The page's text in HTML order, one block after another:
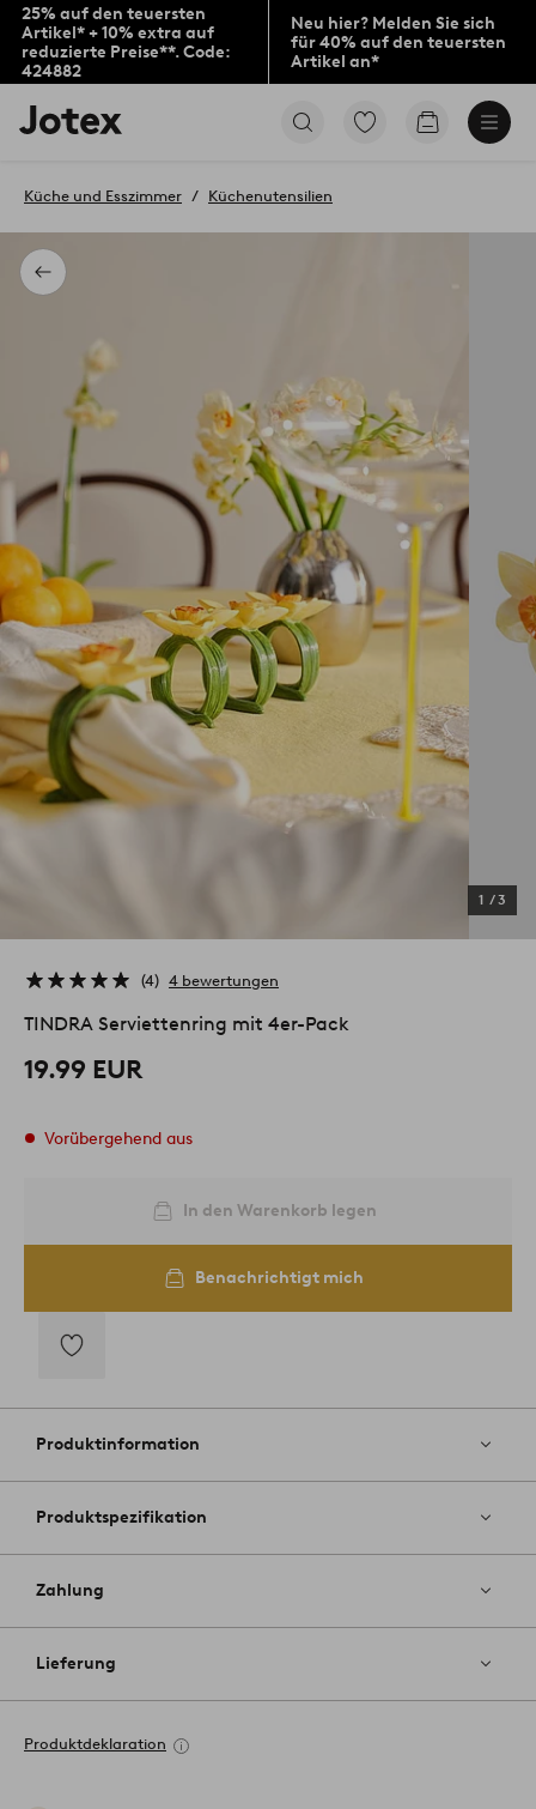
25% auf den teuersten
Artikel* + 10% extra auf
reduzierte Preise**. Code:
424882
Neu hier? Melden Sie sich
für 40% auf den teuersten
Artikel an*
Jotex-
Logo
Startseite
Zu
Produkten
Zum
Zurück
Küche und Esszimmer Küchenutensilien
1 /3
4 4 bewertungen
TINDRA Serviettenring mit 4er-Pack
19.99 EUR
Vorübergehend aus
In den Warenkorb legen
Benachrichtigt mich
Favoriten
hinzufügen
Produktinformation
Produktspezifikation
Zahlung
Lieferung
Produktdeklaration